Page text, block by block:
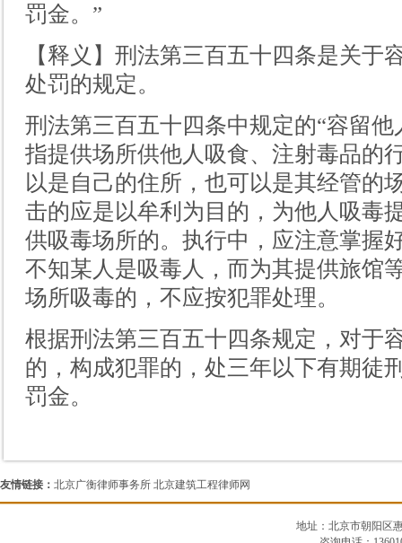
罚金。”
【释义】刑法第三百五十四条是关于
处罚的规定。
刑法第三百五十四条中规定的“容留他
指提供场所供他人吸食、注射毒品的
以是自己的住所，也可以是其经管的
击的应是以牟利为目的，为他人吸毒
供吸毒场所的。执行中，应注意掌握
不知某人是吸毒人，而为其提供旅馆
场所吸毒的，不应按犯罪处理。
根据刑法第三百五十四条规定，对于
的，构成犯罪的，处三年以下有期徒
罚金。
友情链接： 北京广衡律师事务所 北京建筑工程律师网
地址：北京市朝阳区